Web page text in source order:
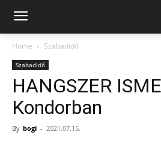
Home Szabadidő
Szabadidő
HANGSZER
Kondorban
By bogi - 2021.07.15.